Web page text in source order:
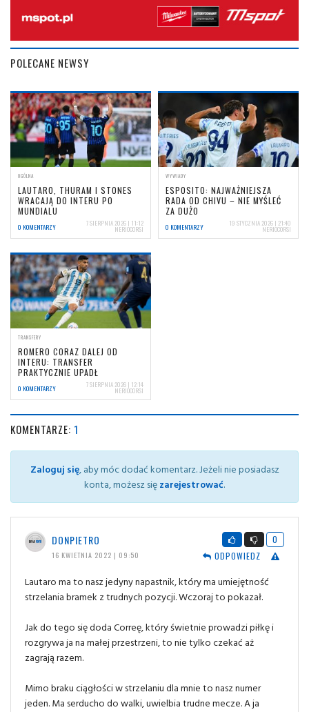
POLECANE NEWSY
OGÓLNA
LAUTARO, THURAM I STONES
WRACAJĄ DO INTERU PO
MUNDIALU
0 KOMENTARZY 7 SIERPNIA 2026 | 11:12
NERIOCORSI
WYWIADY
ESPOSITO: NAJWAŻNIEJSZA
RADA OD CHIVU – NIE MYŚLEĆ
ZA DUŻO
0 KOMENTARZY 19 STYCZNIA 2026 | 21:40
NERIOCORSI
TRANSFERY
ROMERO CORAZ DALEJ OD
INTERU: TRANSFER
PRAKTYCZNIE UPADŁ
0 KOMENTARZY 7 SIERPNIA 2026 | 12:14
NERIOCORSI
KOMENTARZE: 1
Zaloguj się, aby móc dodać komentarz. Jeżeli nie posiadasz
konta, możesz sięzarejestrować.
DONPIETRO
16 KWIETNIA 2022 | 09:50
0
ODPOWIEDZ
Lautaro ma to nasz jedyny napastnik, który ma umiejętność
strzelania bramek z trudnych pozycji. Wczoraj to pokazał.
Jak do tego się doda Correę, który świetnie prowadzi piłkę i
rozgrywa ja na małej przestrzeni, to nie tylko czekać aż
zagrają razem.
Mimo braku ciągłości w strzelaniu dla mnie to nasz numer
jeden. Ma serducho do walki, uwielbia trudne mecze. A ja